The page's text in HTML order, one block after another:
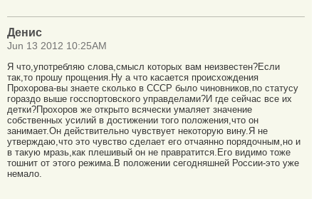
Денис
Jun 13 2012 10:25AM
Я что,употребляю слова,смысл которых вам неизвестен?Если
так,то прошу прощения.Ну а что касается происхождения
Прохорова-вы знаете сколько в СССР было чиновников,по статусу
гораздо выше госспортовского управделами?И где сейчас все их
детки?Прохоров же открыто всячески умаляет значение
собственных усилий в достижении того положения,что он
занимает.Он действительно чувствует некоторую вину.Я не
утверждаю,что это чувство сделает его отчаянно порядочным,но и
в такую мразь,как плешивый он не правратится.Его видимо тоже
тошнит от этого режима.В положении сегодняшней России-это уже
немало.